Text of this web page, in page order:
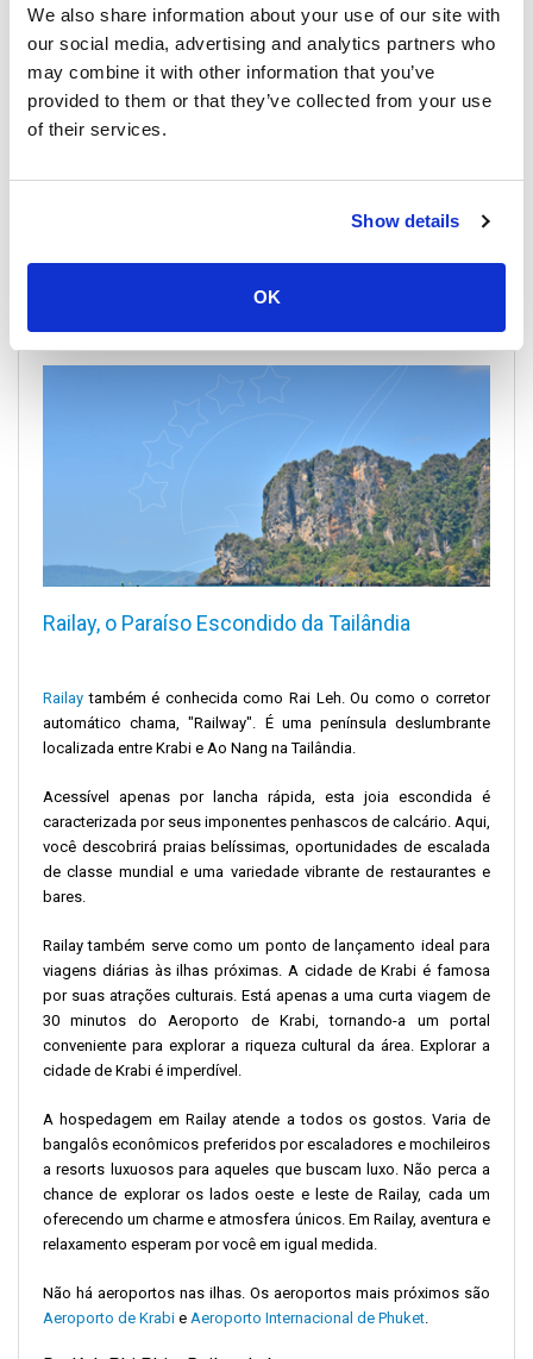
We also share information about your use of our site with
our social media, advertising and analytics partners who
may combine it with other information that you’ve
provided to them or that they’ve collected from your use
of their services.
Show details
OK
Ferry
Classe Económica
615 THB per person
De Koh Phi Phi para Railay de lancha rápida
Railay, o Paraíso Escondido da Tailândia
Railay também é conhecida como Rai Leh. Ou como o corretor
automático chama, "Railway". É uma península deslumbrante
localizada entre Krabi e Ao Nang na Tailândia.
Acessível apenas por lancha rápida, esta joia escondida é
caracterizada por seus imponentes penhascos de calcário. Aqui,
você descobrirá praias belíssimas, oportunidades de escalada
de classe mundial e uma variedade vibrante de restaurantes e
bares.
Railay também serve como um ponto de lançamento ideal para
viagens diárias às ilhas próximas. A cidade de Krabi é famosa
por suas atrações culturais. Está apenas a uma curta viagem de
30 minutos do Aeroporto de Krabi, tornando-a um portal
conveniente para explorar a riqueza cultural da área. Explorar a
cidade de Krabi é imperdível.
A hospedagem em Railay atende a todos os gostos. Varia de
bangalôs econômicos preferidos por escaladores e mochileiros
a resorts luxuosos para aqueles que buscam luxo. Não perca a
chance de explorar os lados oeste e leste de Railay, cada um
oferecendo um charme e atmosfera únicos. Em Railay, aventura e
relaxamento esperam por você em igual medida.
Não há aeroportos nas ilhas. Os aeroportos mais próximos são
Aeroporto de Krabi e Aeroporto Internacional de Phuket.